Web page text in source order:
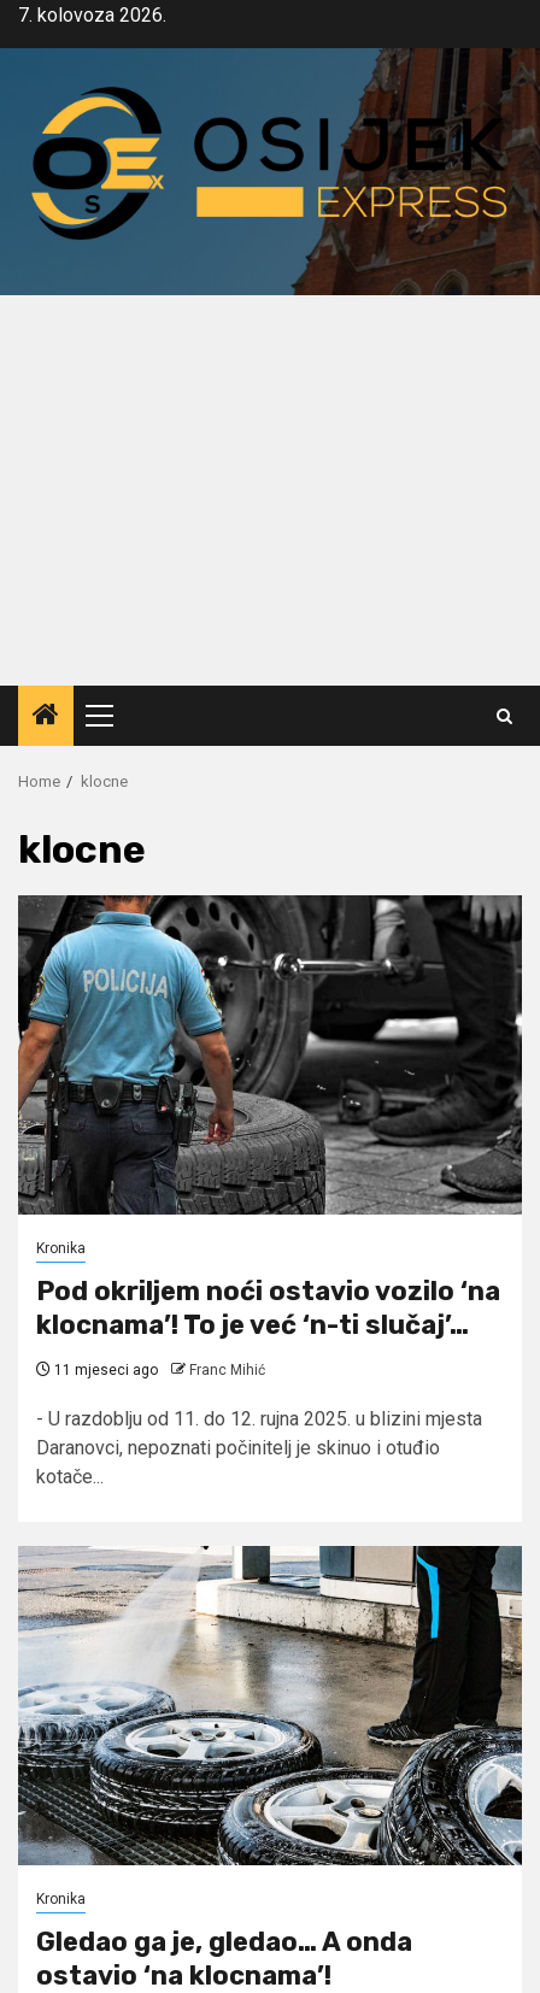
Skip7. kolovoza 2026.
Primary
Menu
Home klocne
klocne
Kronika
Pod okriljem noći ostavio vozilo ‘na
klocnama’! To je već ‘n-ti slučaj’…
11 mjeseci ago Franc Mihić
- U razdoblju od 11. do 12. rujna 2025. u blizini mjesta
Daranovci, nepoznati počinitelj je skinuo i otuđio
kotače...
Kronika
Gledao ga je, gledao… A onda
ostavio ‘na klocnama’!